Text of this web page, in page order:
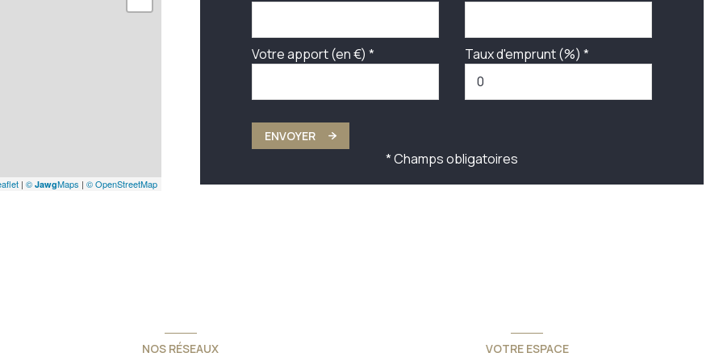
| © JawgMaps | © OpenStreetMap
Votre apport (en €) * Taux d'emprunt (%) *
ENVOYER
* Champs obligatoires
NOS RÉSEAUX VOTRE ESPACE